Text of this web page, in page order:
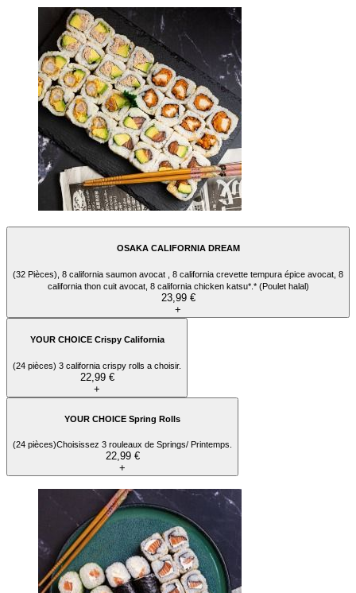
OSAKA CALIFORNIA DREAM
(32 Pièces), 8 california saumon avocat , 8 california crevette tempura épice avocat, 8
california thon cuit avocat, 8 california chicken katsu*.* (Poulet halal)
23,99 €
+
YOUR CHOICE Crispy California
(24 pièces) 3 california crispy rolls a choisir.
22,99 €
+
YOUR CHOICE Spring Rolls
(24 pièces)Choisissez 3 rouleaux de Springs/ Printemps.
22,99 €
+